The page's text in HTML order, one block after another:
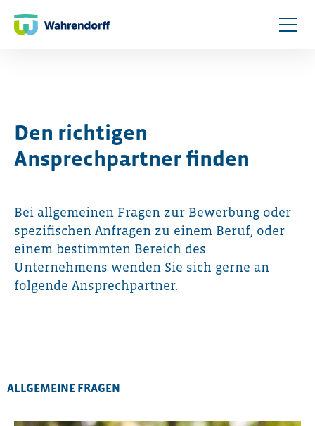
Den richtigen
Ansprechpartner finden
Bei allgemeinen Fragen zur Bewerbung oder
spezifischen Anfragen zu einem Beruf, oder
einem bestimmten Bereich des
Unternehmens wenden Sie sich gerne an
folgende Ansprechpartner.
ALLGEMEINE FRAGEN